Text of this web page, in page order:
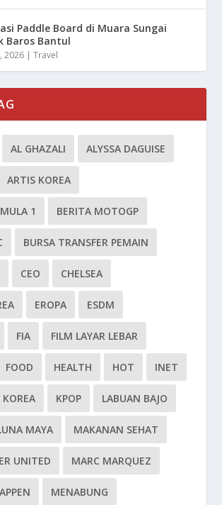
Paddle Board di Muara Sungai
Baros Bantul
2026 |Travel
AL GHAZALI ALYSSA DAGUISE
ARTIS KOREA
1 BERITA MOTOGP
BURSA TRANSFER PEMAIN
CEO CHELSEA
EROPA ESDM
FIA FILM LAYAR LEBAR
FOOD HEALTH HOT INET
KOREA KPOP LABUAN BAJO
MAYA MAKANAN SEHAT
UNITED MARC MARQUEZ
MENABUNG